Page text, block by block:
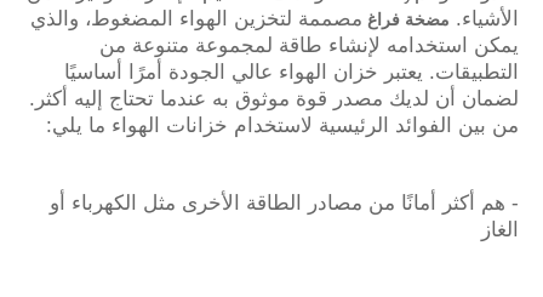
الأشياء. مضخة فراغ مصممة لتخزين الهواء المضغوط، والذي
يمكن استخدامه لإنشاء طاقة لمجموعة متنوعة من
التطبيقات. يعتبر خزان الهواء عالي الجودة أمرًا أساسيًا
لضمان أن لديك مصدر قوة موثوق به عندما تحتاج إليه أكثر.
من بين الفوائد الرئيسية لاستخدام خزانات الهواء ما يلي:
- هم أكثر أمانًا من مصادر الطاقة الأخرى مثل الكهرباء أو
الغاز